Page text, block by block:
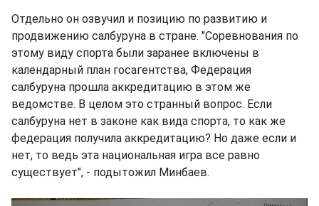
Отдельно он озвучил и позицию по развитию и
продвижению салбуруна в стране. "Соревнования по
этому виду спорта были заранее включены в
календарный план госагентства, Федерация
салбуруна прошла аккредитацию в этом же
ведомстве. В целом это странный вопрос. Если
салбуруна нет в законе как вида спорта, то как же
федерация получила аккредитацию? Но даже если и
нет, то ведь эта национальная игра все равно
существует", - подытожил Минбаев.